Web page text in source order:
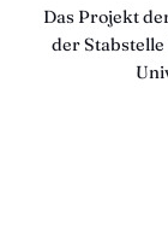
Das Projekt
der